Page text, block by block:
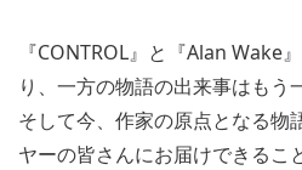
『CONTROL』と『Alan Wake
り、一方の物語の出来事はもう
そして今、作家の原点となる物
ヤーの皆さんにお届けできるこ